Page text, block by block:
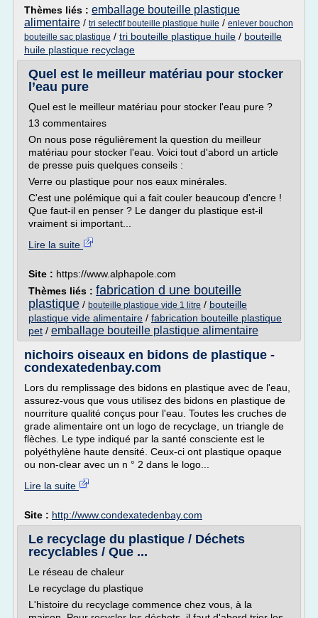
Thèmes liés : emballage bouteille plastique
alimentaire / tri selectif bouteille plastique huile / enlever bouchon
bouteille sac plastique / tri bouteille plastique huile / bouteille
huile plastique recyclage
Quel est le meilleur matériau pour stocker
l’eau pure
Quel est le meilleur matériau pour stocker l'eau pure ?
13 commentaires
On nous pose régulièrement la question du meilleur
matériau pour stocker l'eau. Voici tout d'abord un article
de presse puis quelques conseils :
Verre ou plastique pour nos eaux minérales.
C'est une polémique qui a fait couler beaucoup d'encre !
Que faut-il en penser ? Le danger du plastique est-il
vraiment si important...
Lire la suite
Site : https://www.alphapole.com
Thèmes liés : fabrication d une bouteille
plastique / bouteille plastique vide 1 litre / bouteille
plastique vide alimentaire / fabrication bouteille plastique
pet / emballage bouteille plastique alimentaire
nichoirs oiseaux en bidons de plastique -
condexatedenbay.com
Lors du remplissage des bidons en plastique avec de l'eau,
assurez-vous que vous utilisez des bidons en plastique de
nourriture qualité conçus pour l'eau. Toutes les cruches de
grade alimentaire ont un logo de recyclage, un triangle de
flèches. Le type indiqué par la santé consciente est le
polyéthylène haute densité. Ceux-ci ont plastique opaque
ou non-clear avec un n ° 2 dans le logo...
Lire la suite
Site : http://www.condexatedenbay.com
Le recyclage du plastique / Déchets
recyclables / Que ...
Le réseau de chaleur
Le recyclage du plastique
L'histoire du recyclage commence chez vous, à la